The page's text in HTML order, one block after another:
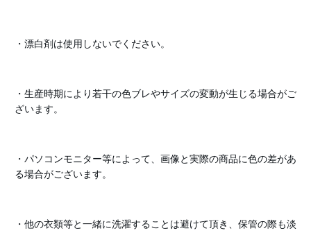
・漂白剤は使用しないでください。
・生産時期により若干の色ブレやサイズの変動が生じる場合がご
ざいます。
・パソコンモニター等によって、画像と実際の商品に色の差があ
る場合がございます。
・他の衣類等と一緒に洗濯することは避けて頂き、保管の際も淡